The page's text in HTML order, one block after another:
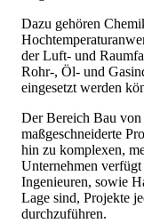
Dazu gehören
der Luft- und
Rohr-, Öl- und
eingesetzt werden
Der Bereich Bau
maßgeschneiderte
hin zu komplexen,
Unternehmen
Ingenieuren, sowie
Lage sind, Projekte
durchzuführen.